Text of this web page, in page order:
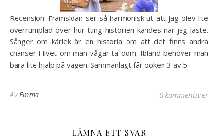
Recension: Framsidan ser så harmonisk ut att jag blev lite
överrumplad över hur tung historien kändes när jag läste.
Sånger om kärlek är en historia om att det finns andra
chanser i livet om man vågar ta dom. Ibland behöver man
bara lite hjälp på vägen. Sammanlagt får boken 3 av 5.
Av Emma 0 kommentarer
LÄMNA ETT SVAR